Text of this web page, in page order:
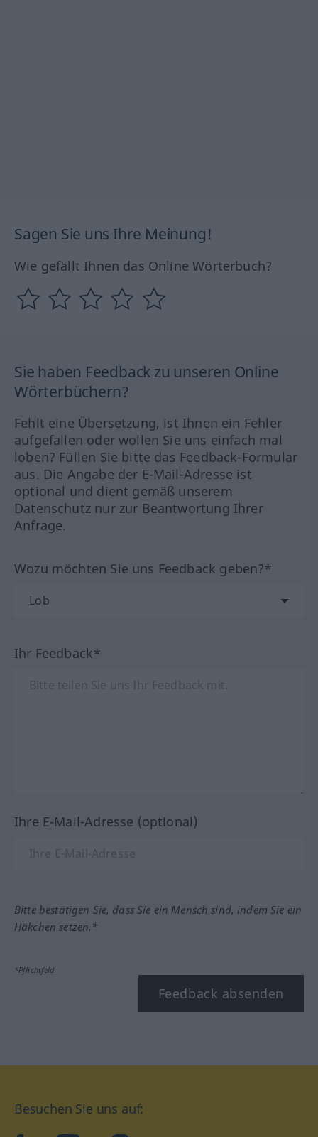
Sagen Sie uns Ihre Meinung!
Wie gefällt Ihnen das Online Wörterbuch?
Sie haben Feedback zu unseren Online
Wörterbüchern?
Fehlt eine Übersetzung, ist Ihnen ein Fehler
aufgefallen oder wollen Sie uns einfach mal
loben? Füllen Sie bitte das Feedback-Formular
aus. Die Angabe der E-Mail-Adresse ist
optional und dient gemäß unserem
Datenschutz nur zur Beantwortung Ihrer
Anfrage.
Wozu möchten Sie uns Feedback geben?*
Ihr Feedback*
Ihre E-Mail-Adresse (optional)
Bitte bestätigen Sie, dass Sie ein Mensch sind, indem Sie ein
Häkchen setzen.*
*Pflichtfeld
Feedback absenden
Besuchen Sie uns auf: